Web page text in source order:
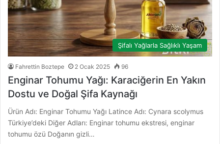
Şifalı Yağlarla Sağlıklı Yaşam
Fahrettin Boztepe 2 Ocak 2025 96
Enginar Tohumu Yağı: Karaciğerin En Yakın
Dostu ve Doğal Şifa Kaynağı
Ürün Adı: Enginar Tohumu Yağı Latince Adı: Cynara scolymus
Türkiye’deki Diğer Adları: Enginar tohumu ekstresi, enginar
tohumu özü Doğanın gizli…